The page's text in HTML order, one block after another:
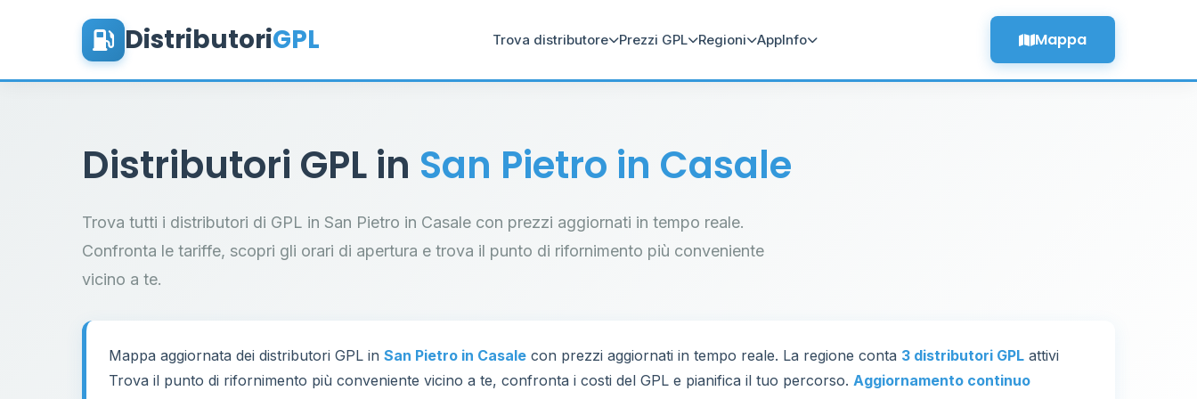
DistributoriGPL Trova distributore Prezzi GPL Regioni AppInfo Mappa
Distributori GPL in San Pietro in Casale
Trova tutti i distributori di GPL in San Pietro in Casale con prezzi aggiornati in tempo reale.
Confronta le tariffe, scopri gli orari di apertura e trova il punto di rifornimento più conveniente
vicino a te.
Mappa aggiornata dei distributori GPL in San Pietro in Casale con prezzi aggiornati in tempo reale. La regione conta 3 distributori GPL attivi
Trova il punto di rifornimento più conveniente vicino a te, confronta i costi del GPL e pianifica il tuo percorso. Aggiornamento continuo